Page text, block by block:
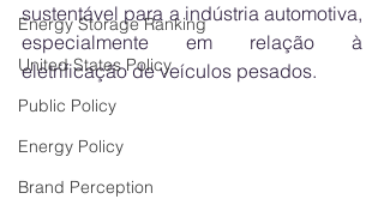
Energy Storage Ranking
United States Policy
Public Policy
Energy Policy
Brand Perception
sustentável para a indústria automotiva,
especialmente em relação à
eletrificação de veículos pesados.